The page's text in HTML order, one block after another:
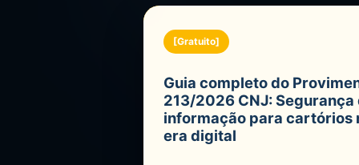
[Gratuito]
Guia completo do
213/2026 CNJ: Segurança
informação para cartórios
era digital